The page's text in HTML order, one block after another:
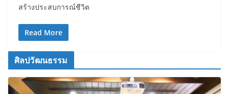
สร้างประสบการณ์ชีวิต
Read More
ศิลปวัฒนธรรม